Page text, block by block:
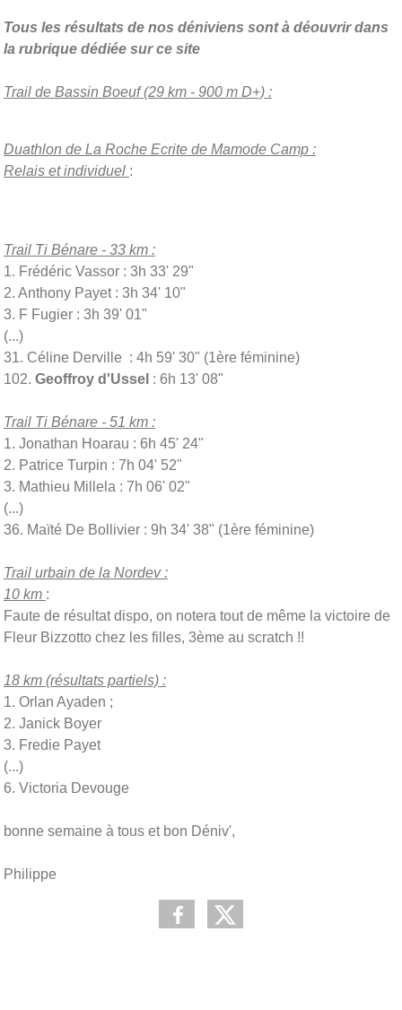
Tous les résultats de nos déniviens sont à déouvrir dans
la rubrique dédiée sur ce site
Trail de Bassin Boeuf (29 km - 900 m D+) :
Duathlon de La Roche Ecrite de Mamode Camp :
Relais etindividuel :
Trail Ti Bénare - 33 km :
1. Frédéric Vassor : 3h 33' 29"
2. Anthony Payet : 3h 34' 10"
3. F Fugier : 3h 39' 01"
(...)
31. Céline Derville : 4h 59' 30" (1ère féminine)
102. Geoffroy d'Ussel : 6h 13' 08"
Trail Ti Bénare - 51 km :
1. Jonathan Hoarau : 6h 45' 24"
2. Patrice Turpin : 7h 04' 52"
3. Mathieu Millela : 7h 06' 02"
(...)
36. Maïté De Bollivier : 9h 34' 38" (1ère féminine)
Trail urbain de la Nordev :
10 km :
Faute de résultat dispo, on notera tout de même la victoire de
Fleur Bizzotto chez les filles, 3ème au scratch !!
18 km (résultats partiels) :
1. Orlan Ayaden ;
2. Janick Boyer
3. Fredie Payet
(...)
6. Victoria Devouge
bonne semaine à tous et bon Déniv',
Philippe